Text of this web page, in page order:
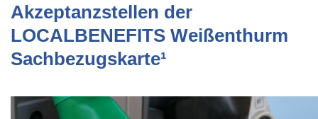
Akzeptanzstellen der
LOCALBENEFITS Weißenthurm
Sachbezugskarte¹